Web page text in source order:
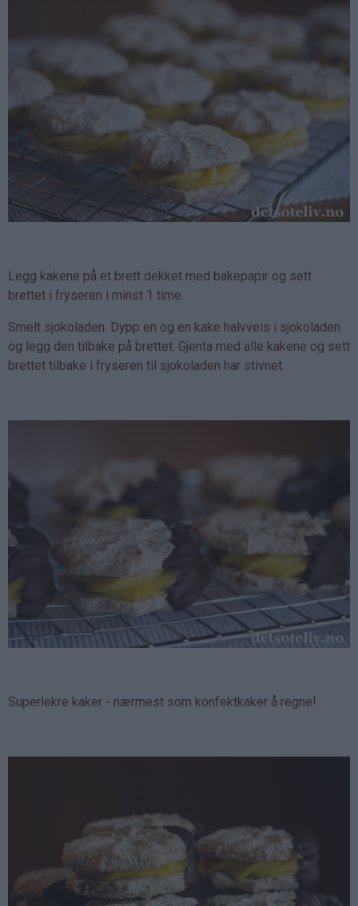
Legg kakene på et brett dekket med bakepapir og sett
brettet i fryseren i minst 1 time.
Smelt sjokoladen. Dypp en og en kake halvveis i sjokoladen
og legg den tilbake på brettet. Gjenta med alle kakene og sett
brettet tilbake i fryseren til sjokoladen har stivnet.
Superlekre kaker - nærmest som konfektkaker å regne!